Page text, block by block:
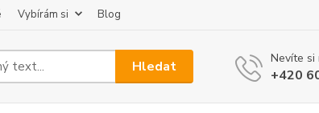
Vybírám si Blog
Hledat Nevíte si
+420